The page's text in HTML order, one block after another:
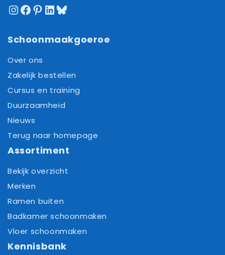
Instagram
Facebook
Pinterest
LinkedIn
Bluesky
Schoonmaakgoeroe
Over ons
Zakelijk bestellen
Cursus en training
Duurzaamheid
Nieuws
Terug naar homepage
Assortiment
Bekijk overzicht
Merken
Ramen buiten
Badkamer schoonmaken
Vloer schoonmaken
Kennisbank